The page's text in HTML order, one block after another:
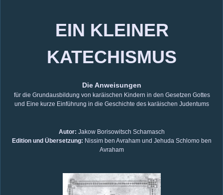
EIN KLEINER
KATECHISMUS
Die Anweisungen
für die Grundausbildung von karäischen Kindern in den Gesetzen Gottes
und Eine kurze Einführung in die Geschichte des karäischen Judentums
Autor: Jakow Borisowitsch Schamasch
Edition und Übersetzung: Nissim ben Avraham und Jehuda Schlomo ben
Avraham